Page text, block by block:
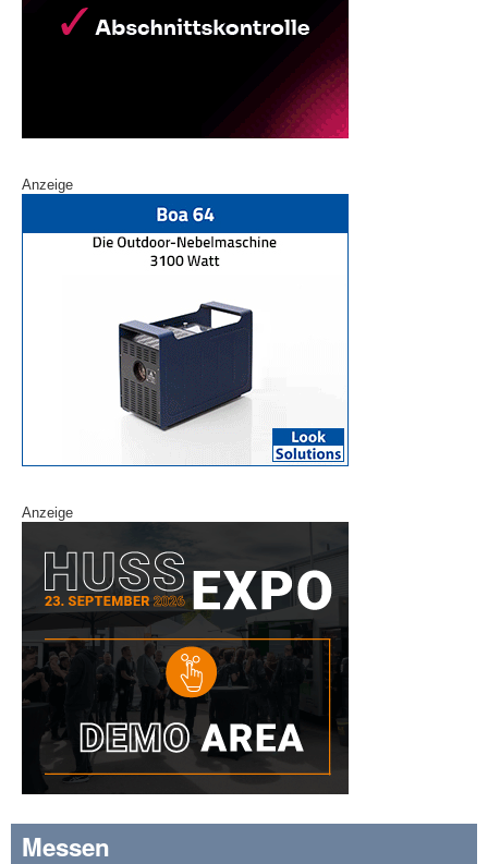
Anzeige
Anzeige
Messen